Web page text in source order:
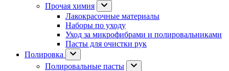
Прочая химия
Лакокрасочные материалы
Наборы по уходу
Уход за микрофибрами и полировальниками
Пасты для очистки рук
Полировка
Полировальные пасты